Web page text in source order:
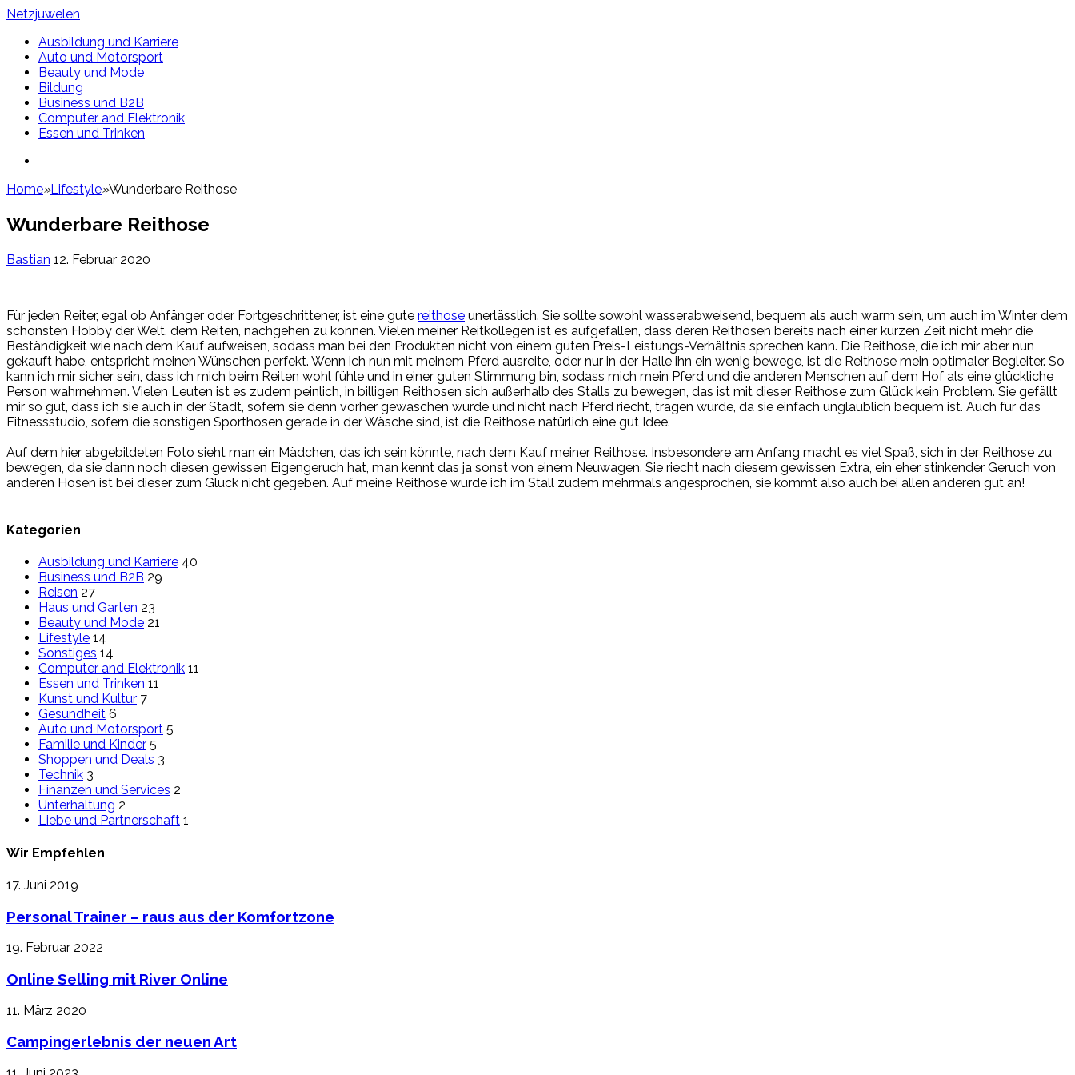
Netzjuwelen
Ausbildung und Karriere
Auto und Motorsport
Beauty und Mode
Bildung
Business und B2B
Computer and Elektronik
Essen und Trinken
Home»Lifestyle»Wunderbare Reithose
Wunderbare Reithose
Bastian 12. Februar 2020
Für jeden Reiter, egal ob Anfänger oder Fortgeschrittener, ist eine gute reithose unerlässlich. Sie sollte sowohl wasserabweisend, bequem als auch warm sein, um auch im Winter dem
schönsten Hobby der Welt, dem Reiten, nachgehen zu können. Vielen meiner Reitkollegen ist es aufgefallen, dass deren Reithosen bereits nach einer kurzen Zeit nicht mehr die
Beständigkeit wie nach dem Kauf aufweisen, sodass man bei den Produkten nicht von einem guten Preis-Leistungs-Verhältnis sprechen kann. Die Reithose, die ich mir aber nun
gekauft habe, entspricht meinen Wünschen perfekt. Wenn ich nun mit meinem Pferd ausreite, oder nur in der Halle ihn ein wenig bewege, ist die Reithose mein optimaler Begleiter. So
kann ich mir sicher sein, dass ich mich beim Reiten wohl fühle und in einer guten Stimmung bin, sodass mich mein Pferd und die anderen Menschen auf dem Hof als eine glückliche
Person wahrnehmen. Vielen Leuten ist es zudem peinlich, in billigen Reithosen sich außerhalb des Stalls zu bewegen, das ist mit dieser Reithose zum Glück kein Problem. Sie gefällt
mir so gut, dass ich sie auch in der Stadt, sofern sie denn vorher gewaschen wurde und nicht nach Pferd riecht, tragen würde, da sie einfach unglaublich bequem ist. Auch für das
Fitnessstudio, sofern die sonstigen Sporthosen gerade in der Wäsche sind, ist die Reithose natürlich eine gut Idee.
Auf dem hier abgebildeten Foto sieht man ein Mädchen, das ich sein könnte, nach dem Kauf meiner Reithose. Insbesondere am Anfang macht es viel Spaß, sich in der Reithose zu
bewegen, da sie dann noch diesen gewissen Eigengeruch hat, man kennt das ja sonst von einem Neuwagen. Sie riecht nach diesem gewissen Extra, ein eher stinkender Geruch von
anderen Hosen ist bei dieser zum Glück nicht gegeben. Auf meine Reithose wurde ich im Stall zudem mehrmals angesprochen, sie kommt also auch bei allen anderen gut an!
Kategorien
Ausbildung und Karriere 40
Business und B2B 29
Reisen 27
Haus und Garten 23
Beauty und Mode 21
Lifestyle 14
Sonstiges 14
Computer and Elektronik 11
Essen und Trinken 11
Kunst und Kultur 7
Gesundheit 6
Auto und Motorsport 5
Familie und Kinder 5
Shoppen und Deals 3
Technik 3
Finanzen und Services 2
Unterhaltung 2
Liebe und Partnerschaft 1
Wir Empfehlen
17. Juni 2019
Personal Trainer – raus aus der Komfortzone
19. Februar 2022
Online Selling mit River Online
11. März 2020
Campingerlebnis der neuen Art